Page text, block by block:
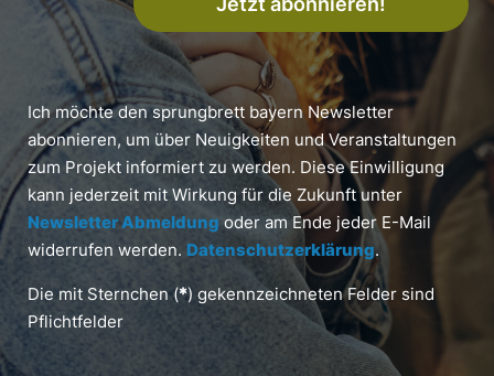
Ich möchte den sprungbrett bayern Newsletter
abonnieren, um über Neuigkeiten und Veranstaltungen
zum Projekt informiert zu werden. Diese Einwilligung
kann jederzeit mit Wirkung für die Zukunft unter
Newsletter Abmeldung oder am Ende jeder E-Mail
widerrufen werden. Datenschutzerklärung.
Die mit Sternchen (*) gekennzeichneten Felder sind
Pflichtfelder